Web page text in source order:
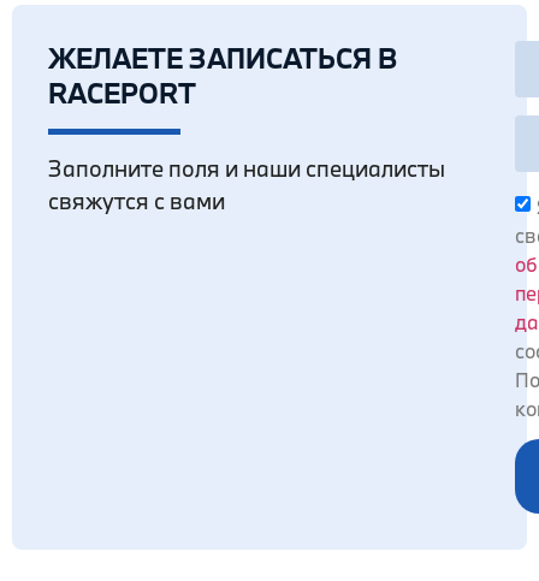
ЖЕЛАЕТЕ ЗАПИСАТЬСЯ В
RACEPORT
Заполните поля и наши специалисты
свяжутся с вами